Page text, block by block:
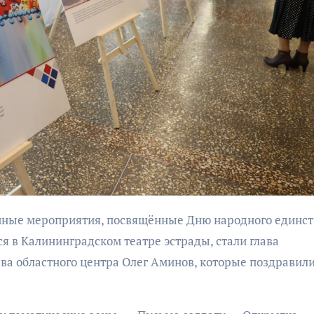
в Калининградском театре эстрады, стали глава
областного центра Олег Аминов, которые
бурана
АФИША
КУЛЬТУРА
ОБЩЕСТВО
Николай Патрушев
поддержал
проведение в
Калининграде
морского фестиваля
АФИША
ОБЩЕСТВО
Организаторы
фестиваля
«Открытое
объявили даты
проведения!